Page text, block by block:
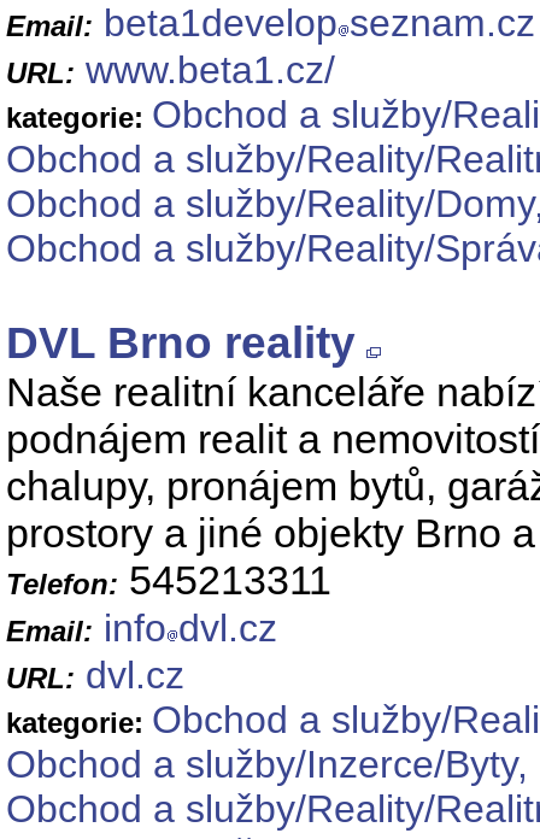
Email: beta1develop seznam.cz
URL: www.beta1.cz/
kategorie: Obchod a služby/
Obchod a služby/Reality/
Obchod a služby/Reality/
Obchod a služby/Reality/
DVL Brno reality
Naše realitní kanceláře
podnájem realit a
chalupy, pronájem bytů,
prostory a jiné objekty Brno
Telefon: 545213311
Email: info dvl.cz
URL: dvl.cz
kategorie: Obchod a služby/
Obchod a služby/Inzerce/
Obchod a služby/Reality/